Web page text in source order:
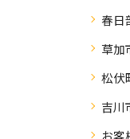
春日
草加
松伏
吉川
お客